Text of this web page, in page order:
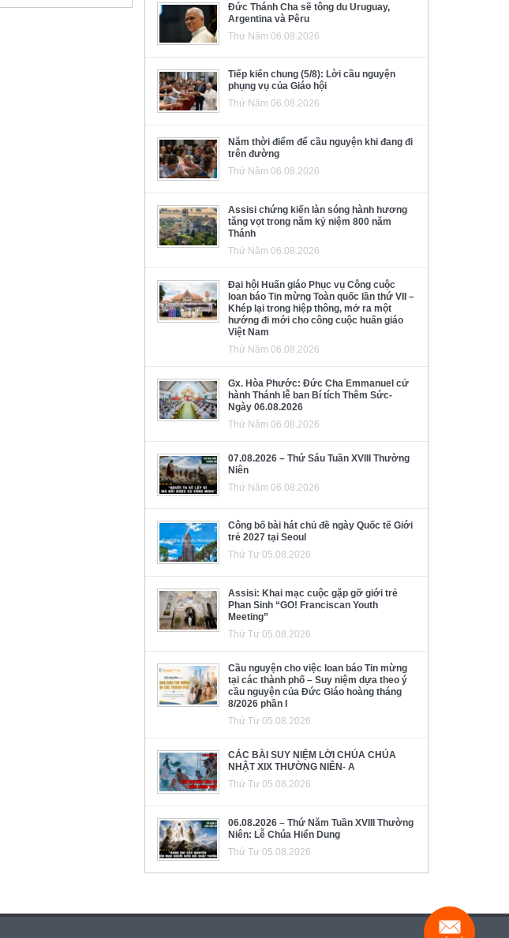
Đức Thánh Cha sẽ tông du Uruguay,
Argentina và Pêru
Thứ Năm 06.08.2026
Tiếp kiến chung (5/8): Lời cầu nguyện
phụng vụ của Giáo hội
Thứ Năm 06.08.2026
Năm thời điểm để cầu nguyện khi đang đi
trên đường
Thứ Năm 06.08.2026
Assisi chứng kiến làn sóng hành hương
tăng vọt trong năm kỷ niệm 800 năm
Thánh
Thứ Năm 06.08.2026
Đại hội Huấn giáo Phục vụ Công cuộc
loan báo Tin mừng Toàn quốc lần thứ VII –
Khép lại trong hiệp thông, mở ra một
hướng đi mới cho công cuộc huấn giáo
Việt Nam
Thứ Năm 06.08.2026
Gx. Hòa Phước: Đức Cha Emmanuel cử
hành Thánh lễ ban Bí tích Thêm Sức-
Ngày 06.08.2026
Thứ Năm 06.08.2026
07.08.2026 – Thứ Sáu Tuần XVIII Thường
Niên
Thứ Năm 06.08.2026
Công bố bài hát chủ đề ngày Quốc tế Giới
trẻ 2027 tại Seoul
Thứ Tư 05.08.2026
Assisi: Khai mạc cuộc gặp gỡ giới trẻ
Phan Sinh “GO! Franciscan Youth
Meeting”
Thứ Tư 05.08.2026
Cầu nguyện cho việc loan báo Tin mừng
tại các thành phố – Suy niệm dựa theo ý
cầu nguyện của Đức Giáo hoàng tháng
8/2026 phần I
Thứ Tư 05.08.2026
CÁC BÀI SUY NIỆM LỜI CHÚA CHÚA
NHẬT XIX THƯỜNG NIÊN- A
Thứ Tư 05.08.2026
06.08.2026 – Thứ Năm Tuần XVIII Thường
Niên: Lễ Chúa Hiển Dung
Thứ Tư 05.08.2026